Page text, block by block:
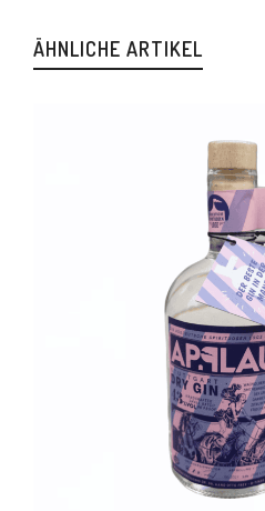
ÄHNLICHE ARTIKEL